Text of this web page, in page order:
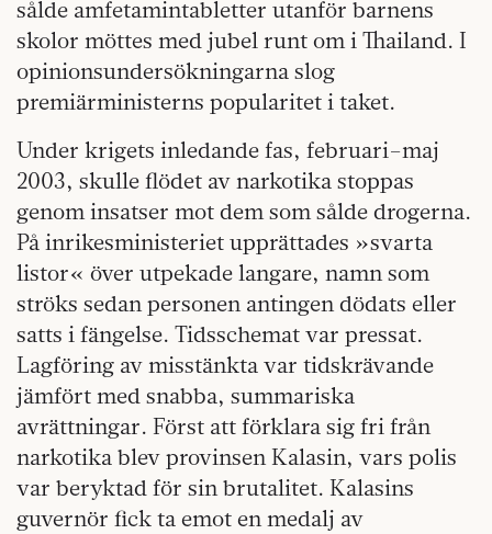
sålde amfetamintabletter utanför barnens
skolor möttes med jubel runt om i Thailand. I
opinionsundersökningarna slog
premiärministerns popularitet i taket.
Under krigets inledande fas, februari–maj
2003, skulle flödet av narkotika stoppas
genom insatser mot dem som sålde drogerna.
På inrikesministeriet upprättades »svarta
listor« över utpekade langare, namn som
ströks sedan personen antingen dödats eller
satts i fängelse. Tidsschemat var pressat.
Lagföring av misstänkta var tidskrävande
jämfört med snabba, summariska
avrättningar. Först att förklara sig fri från
narkotika blev provinsen Kalasin, vars polis
var beryktad för sin brutalitet. Kalasins
guvernör fick ta emot en medalj av